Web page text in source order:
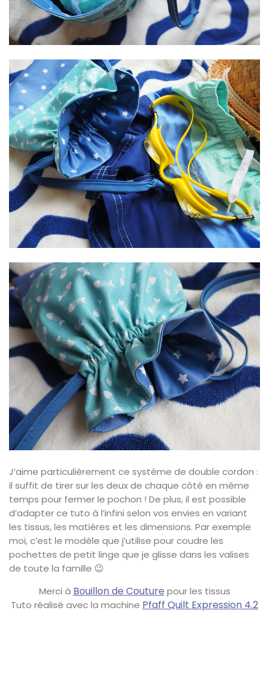
J’aime particulièrement ce système de double cordon :
il suffit de tirer sur les deux de chaque côté en même
temps pour fermer le pochon ! De plus, il est possible
d’adapter ce tuto à l’infini selon vos envies en variant
les tissus, les matières et les dimensions. Par exemple
moi, c’est le modèle que j’utilise pour coudre les
pochettes de petit linge que je glisse dans les valises
de toute la famille 😉
Merci à Bouillon de Couture pour les tissus
Tuto réalisé avec la machine Pfaff Quilt Expression 4.2